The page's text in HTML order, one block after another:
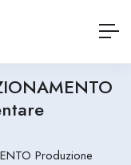
Produzione